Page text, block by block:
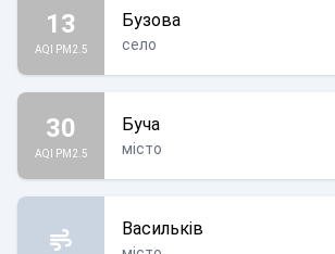
13
AQI PM2.5
Бузова
село
30
AQI PM2.5
Буча
місто
Васильків